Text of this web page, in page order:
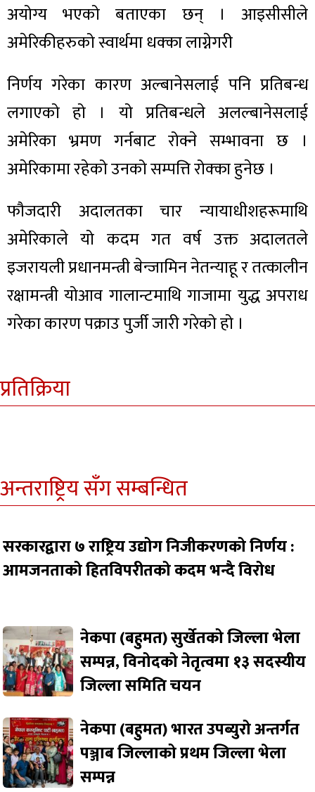
अयोग्य भएको बताएका छन् । आइसीसीले
अमेरिकीहरुको स्वार्थमा धक्का लाग्नेगरी
निर्णय गरेका कारण अल्बानेसलाई पनि प्रतिबन्ध
लगाएको हो । यो प्रतिबन्धले अलल्बानेसलाई
अमेरिका भ्रमण गर्नबाट रोक्ने सम्भावना छ ।
अमेरिकामा रहेको उनको सम्पत्ति रोक्का हुनेछ ।
फौजदारी अदालतका चार न्यायाधीशहरूमाथि
अमेरिकाले यो कदम गत वर्ष उक्त अदालतले
इजरायली प्रधानमन्त्री बेन्जामिन नेतन्याहू र तत्कालीन
रक्षामन्त्री योआव गालान्टमाथि गाजामा युद्ध अपराध
गरेका कारण पक्राउ पुर्जी जारी गरेको हो ।
प्रतिक्रिया
अन्तराष्ट्रिय सँग सम्बन्धित
सरकारद्वारा ७ राष्ट्रिय उद्योग निजीकरणको निर्णय :
आमजनताको हितविपरीतको कदम भन्दै विरोध
नेकपा (बहुमत) सुर्खेतको जिल्ला भेला
सम्पन्न, विनोदको नेतृत्वमा १३ सदस्यीय
जिल्ला समिति चयन
नेकपा (बहुमत) भारत उपब्युरो अन्तर्गत
पञ्जाब जिल्लाको प्रथम जिल्ला भेला
सम्पन्न